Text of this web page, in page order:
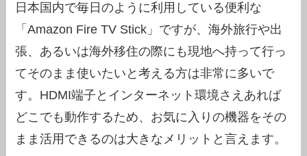
日本国内で毎日のように利用している便利な
「Amazon Fire TV Stick」ですが、海外旅行や出
張、あるいは海外移住の際にも現地へ持って行っ
てそのまま使いたいと考える方は非常に多いで
す。HDMI端子とインターネット環境さえあれば
どこでも動作するため、お気に入りの機器をその
まま活用できるのは大きなメリットと言えます。